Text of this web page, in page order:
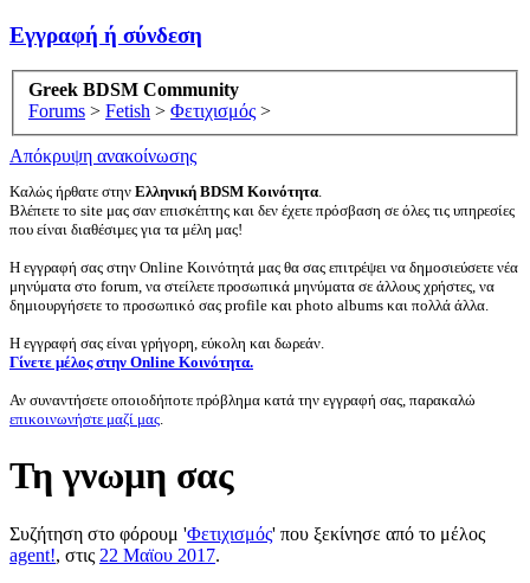
Εγγραφή ή σύνδεση
Greek BDSM Community
Forums > Fetish > Φετιχισμός >
Απόκρυψη ανακοίνωσης
Καλώς ήρθατε στην Ελληνική BDSM Κοινότητα.
Βλέπετε το site μας σαν επισκέπτης και δεν έχετε πρόσβαση σε όλες τις υπηρεσίες
που είναι διαθέσιμες για τα μέλη μας!
Η εγγραφή σας στην Online Κοινότητά μας θα σας επιτρέψει να δημοσιεύσετε νέα
μηνύματα στο forum, να στείλετε προσωπικά μηνύματα σε άλλους χρήστες, να
δημιουργήσετε το προσωπικό σας profile και photo albums και πολλά άλλα.
Η εγγραφή σας είναι γρήγορη, εύκολη και δωρεάν.
Γίνετε μέλος στην Online Κοινότητα.
Αν συναντήσετε οποιοδήποτε πρόβλημα κατά την εγγραφή σας, παρακαλώ
επικοινωνήστε μαζί μας.
Τη γνωμη σας
Συζήτηση στο φόρουμ 'Φετιχισμός' που ξεκίνησε από το μέλος
agent!, στις 22 Μαϊου 2017.